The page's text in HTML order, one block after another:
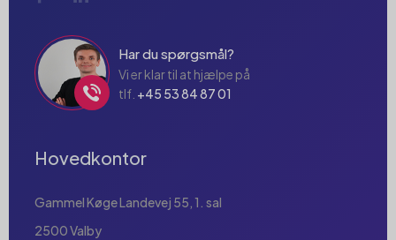
Har du spørgsmål?
Vi er klar til at hjælpe på
tlf. +45 53 84 87 01
Hovedkontor
Gammel Køge Landevej 55, 1. sal
2500 Valby